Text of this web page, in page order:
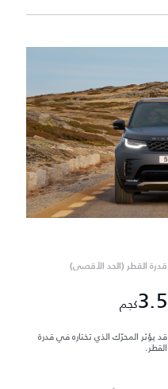
قدرة القطر (الحد الأقصى)
3.5كجم
قد يؤثر المحرّك الذي تختاره في قدرة
القطر.